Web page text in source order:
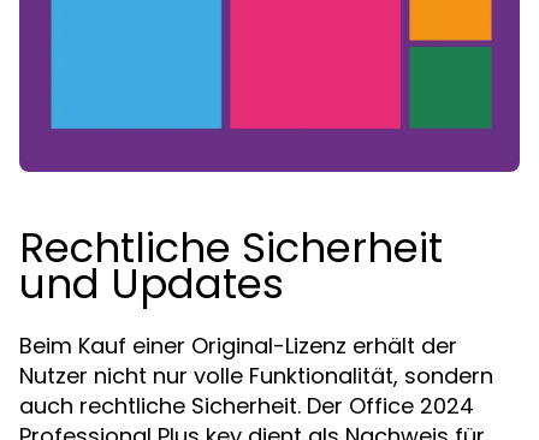
Rechtliche Sicherheit
und Updates
Beim Kauf einer Original-Lizenz erhält der
Nutzer nicht nur volle Funktionalität, sondern
auch rechtliche Sicherheit. Der Office 2024